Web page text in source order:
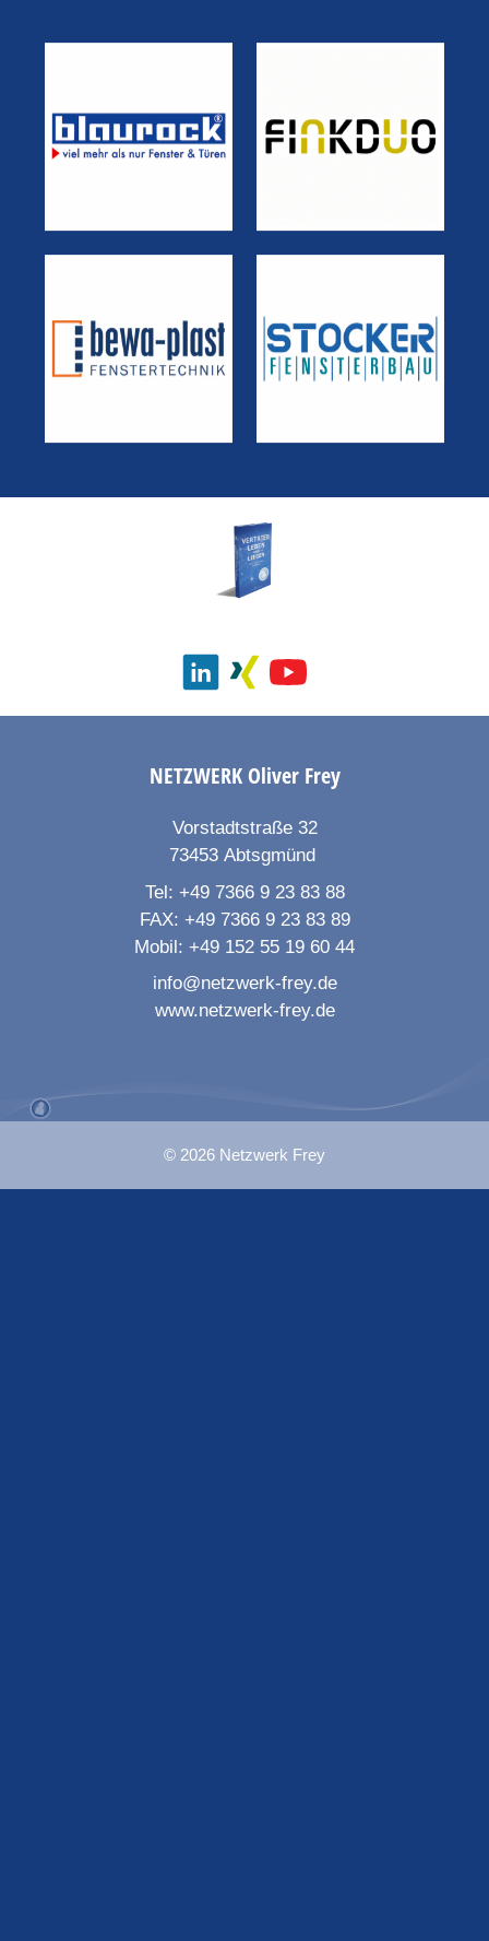
NETZWERKOliver Frey
Vorstadtstraße 32
73453 Abtsgmünd
Tel: +49 7366 9 23 83 88
FAX: +49 7366 9 23 83 89
Mobil: +49 152 55 19 60 44
info@netzwerk-frey.de
www.netzwerk-frey.de
© 2026 Netzwerk Frey